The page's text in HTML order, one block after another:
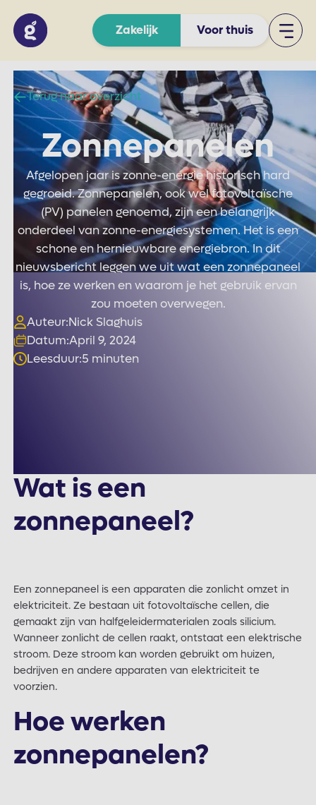
Zakelijk Voor thuis
Terug naar overzicht
Zonnepanelen
Afgelopen jaar is zonne-energie historisch hard
gegroeid. Zonnepanelen, ook wel fotovoltaïsche
(PV) panelen genoemd, zijn een belangrijk
onderdeel van zonne-energiesystemen. Het is een
schone en hernieuwbare energiebron. In dit
nieuwsbericht leggen we uit wat een zonnepaneel
is, hoe ze werken en waarom je het gebruik ervan
zou moeten overwegen.
Auteur:Nick Slaghuis
Datum:April 9, 2024
Leesduur:5 minuten
Wat is een
zonnepaneel?
Een zonnepaneel is een apparaten die zonlicht omzet in
elektriciteit. Ze bestaan uit fotovoltaïsche cellen, die
gemaakt zijn van halfgeleidermaterialen zoals silicium.
Wanneer zonlicht de cellen raakt, ontstaat een elektrische
stroom. Deze stroom kan worden gebruikt om huizen,
bedrijven en andere apparaten van elektriciteit te
voorzien.
Hoe werken
zonnepanelen?